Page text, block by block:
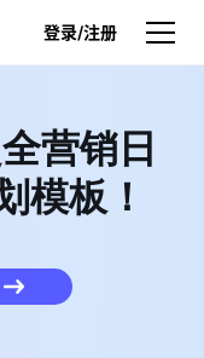
登录/注册
营销日
模板！